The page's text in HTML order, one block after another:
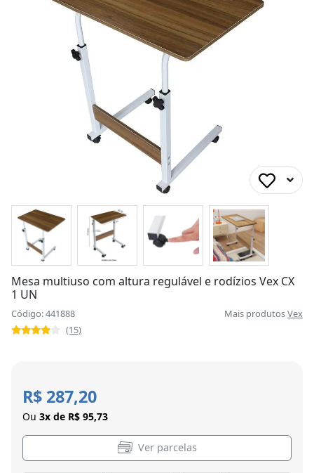
Mesa multiuso com altura regulável e rodízios Vex CX
1 UN
Código: 441888 Mais produtosVex
(15)
R$ 287,20
Ou 3x de R$ 95,73
Ver parcelas